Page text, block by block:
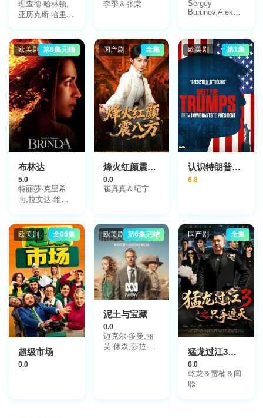
理查德·哈林顿,
亚历克斯·哈里
李季＆张棠
Sergey
Burunov,Aleksandra
克洛娃,西蒙·特
列斯库诺夫
欧美剧 第8集完结
布林达
5.0
特丽莎·克里希
南,拉文达·维贾
阿南德·萨米
国产剧 全集
烽火红颜震八方
0.0
崔真真＆纪宁
欧美剧 第1集
认识特朗普家族：从移民到总统
6.8
欧美剧 全06集
超级市场
0.0
欧美剧 第6集完结
泥土与宝藏
0.0
迈克尔·多曼,丽
芙·休森,莎拉·皮
国产剧 全集
猛龙过江3之只手遮天
0.0
乾龙＆贾楠＆闫
聪